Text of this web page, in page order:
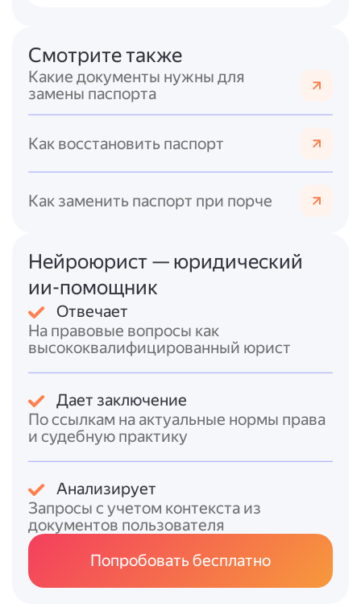
* квитанцию об оплате госпошлины в
размере 300 рублей.
Заявление подаёт сам подросток.
могут сопровождать его, но их присутствие
не обязательно. Подать документы можно:
миграции;
Важно соблюсти сроки подачи
заявление нужно подать в течение 90 дней
после достижения 14-летия. При пропуске
этого срока паспорт всё равно будет
оформлен, но может быть наложен штраф
(2 000–5 000 рублей, в зависимости от
региона).
Срок оформления паспортане должен
превышать 5 рабочих дней с момента
Итоговый ответ
Чтобы получить паспорт в 14 лет, нужно:
1. Подготовить комплект документов:
* свидетельство о рождении;
* документы о гражданстве РФ (при
Смотрите также
Какие документы нужны для
замены паспорта
Как восстановить паспорт
Как заменить паспорт при порче
Нейроюрист — юридический
ии-помощник
Отвечает
На правовые вопросы как
высококвалифицированный юрист
Дает заключение
По ссылкам на актуальные нормы права
и судебную практику
Анализирует
Запросы с учетом контекста из
документов пользователя
Попробовать бесплатно